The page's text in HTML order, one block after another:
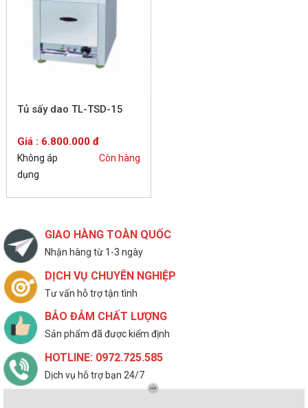
Tủ sấy dao TL-TSD-15
Giá : 6.800.000 đ
Không áp
dụng
Còn hàng
GIAO HÀNG TOÀN QUỐC
Nhận hàng từ 1-3 ngày
DỊCH VỤ CHUYÊN NGHIỆP
Tư vấn hỗ trợ tận tình
BẢO ĐẢM CHẤT LƯỢNG
Sản phẩm đã được kiểm định
HOTLINE: 0972.725.585
Dịch vụ hỗ trợ bạn 24/7